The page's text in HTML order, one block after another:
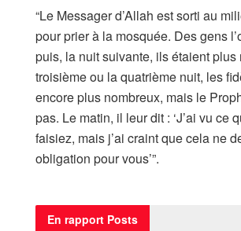
“Le Messager d’Allah est sorti au
pour prier à la mosquée. Des gens
puis, la nuit suivante, ils étaient plus
troisième ou la quatrième nuit, les
encore plus nombreux, mais le
pas. Le matin, il leur dit : ‘J’ai vu ce
faisiez, mais j’ai craint que cela ne
obligation pour vous’”.
En rapport Posts